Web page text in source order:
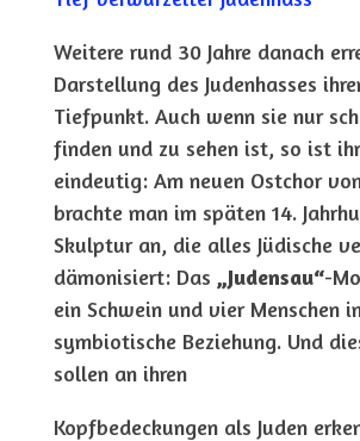
Weitere rund 30 Jahre danach
Darstellung des Judenhasses
Tiefpunkt. Auch wenn sie nur
finden und zu sehen ist, so ist
eindeutig: Am neuen Ostchor
brachte man im späten 14.
Skulptur an, die alles Jüdische
dämonisiert: Das „Judensau“-
ein Schwein und vier Menschen
symbiotische Beziehung. Und
sollen an ihren
Kopfbedeckungen als Juden